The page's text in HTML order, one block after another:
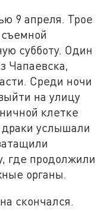
9 апреля. Трое
субботу. Один
Чапаевска,
Среди ночи
на улицу
клетке
услышали
где продолжили
органы.
скончался.